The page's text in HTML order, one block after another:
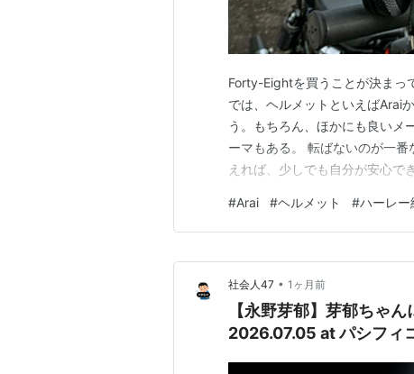
Forty-Eightを買うことが決まっ
では、ヘルメットといえばArai
う。もちろん、ほかにも良いメ
ーマもある。 転ばないのが一
えれば、少しでも自分が安心で
くなら、ハーレーらしさも欲し
ダビッドソン純正のギアを、一
#Arai #ヘルメット #ハーレー
社会人47 • 1ヶ月前
【永野芽郁】芽郁ちゃ
2026.07.05 at パシフィ